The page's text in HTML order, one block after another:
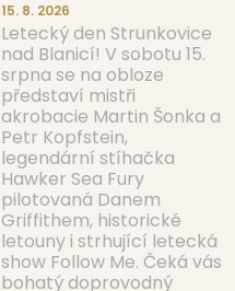
15. 8. 2026
Letecký den Strunkovice
nad Blanicí! V sobotu 15.
srpna se na obloze
představí mistři
akrobacie Martin Šonka a
Petr Kopfstein,
legendární stíhačka
Hawker Sea Fury
pilotovaná Danem
Griffithem, historické
letouny i strhující letecká
show Follow Me. Čeká vás
bohatý doprovodný